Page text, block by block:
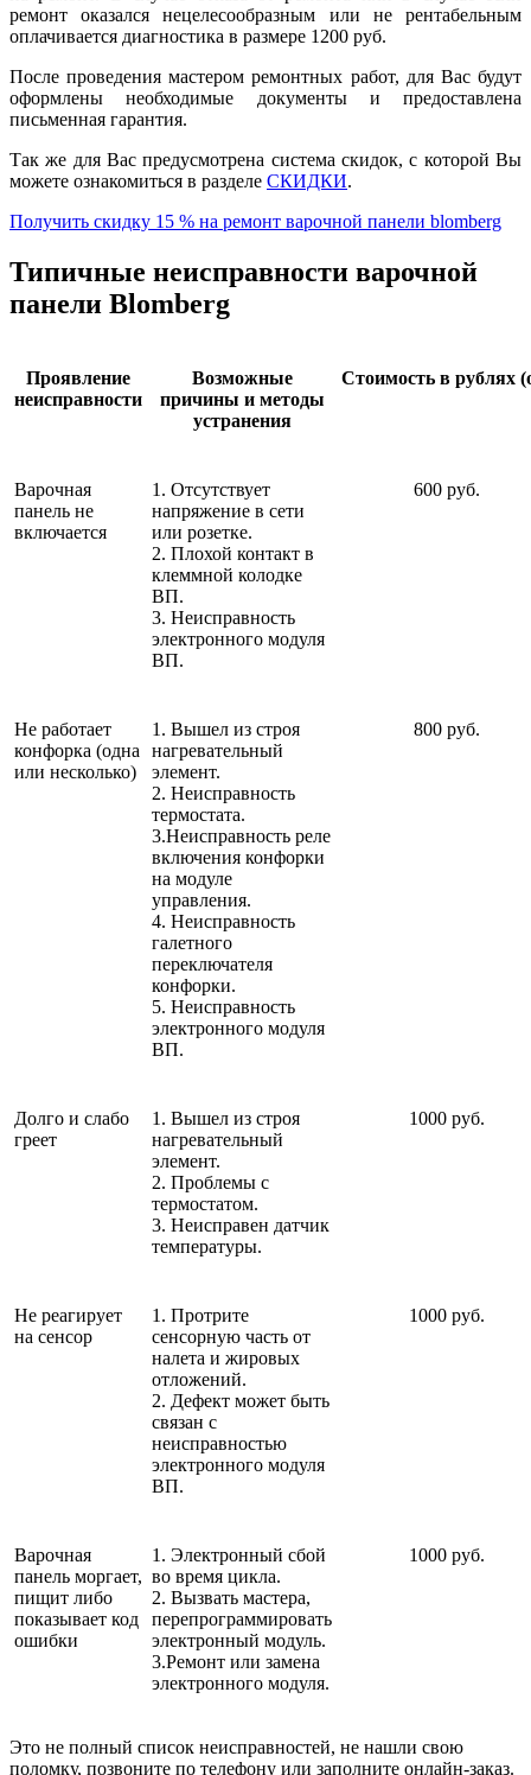
ремонт оказался нецелесообразным или не рентабельным
оплачивается диагностика в размере 1200 руб.
После проведения мастером ремонтных работ, для Вас будут
оформлены необходимые документы и предоставлена
письменная гарантия.
Так же для Вас предусмотрена система скидок, с которой Вы
можете ознакомиться в разделе СКИДКИ.
Получить скидку 15 % на ремонт варочной панели blomberg
Типичные неисправности варочной
панели Blomberg
Проявление
неисправности
Возможные
причины и методы
устранения
Стоимость в рублях
Варочная
панель не
включается
1. Отсутствует
напряжение в сети
или розетке.
2. Плохой контакт в
клеммной колодке
ВП.
3. Неисправность
электронного модуля
ВП.
600 руб.
Не работает
конфорка (одна
или несколько)
1. Вышел из строя
нагревательный
элемент.
2. Неисправность
термостата.
3.Неисправность реле
включения конфорки
на модуле
управления.
4. Неисправность
галетного
переключателя
конфорки.
5. Неисправность
электронного модуля
ВП.
800 руб.
Долго и слабо
греет
1. Вышел из строя
нагревательный
элемент.
2. Проблемы с
термостатом.
3. Неисправен датчик
температуры.
1000 руб.
Не реагирует
на сенсор
1. Протрите
сенсорную часть от
налета и жировых
отложений.
2. Дефект может быть
связан с
неисправностью
электронного модуля
ВП.
1000 руб.
Варочная
панель моргает,
пищит либо
показывает код
ошибки
1. Электронный сбой
во время цикла.
2. Вызвать мастера,
перепрограммировать
электронный модуль.
3.Ремонт или замена
электронного модуля.
1000 руб.
Это не полный список неисправностей, не нашли свою
поломку, позвоните по телефону или заполните онлайн-заказ.